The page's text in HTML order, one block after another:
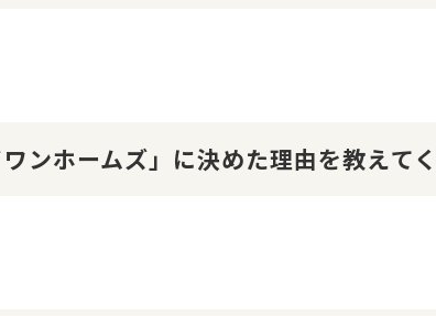
ンホームズ」に決めた理由を教えて